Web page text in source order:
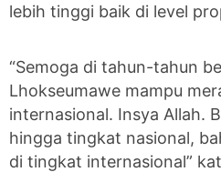
lebih tinggi baik di level
“Semoga di tahun-tahun
Lhokseumawe mampu
internasional. Insya Allah.
hingga tingkat nasional,
di tingkat internasional”